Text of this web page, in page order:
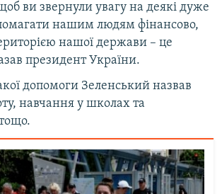
ви звернули увагу на деякі дуже
нашим людям фінансово,
нашої держави – це
президент України.
допомоги Зеленський назвав
навчання у школах та